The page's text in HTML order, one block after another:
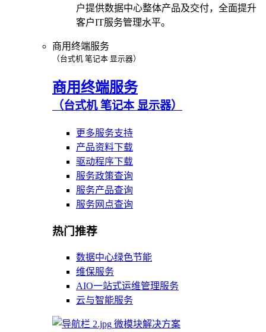
户提供数据中心整体产品及交付，全面提升
客户IT服务管理水平。
商用终端服务
（台式机 笔记本 显示器）
商用终端服务
（台式机 笔记本 显示器）
更多服务支持
产品资料下载
驱动程序下载
服务政策查询
服务产品查询
服务网点查询
热门推荐
数据中心绿色节能
维保服务
AIO一站式运维管理服务
云与智能服务
微模块解决方案